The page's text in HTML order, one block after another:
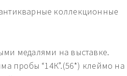
коллекционные
медалями на выставке.
пробы “14К”.(56*) клеймо на